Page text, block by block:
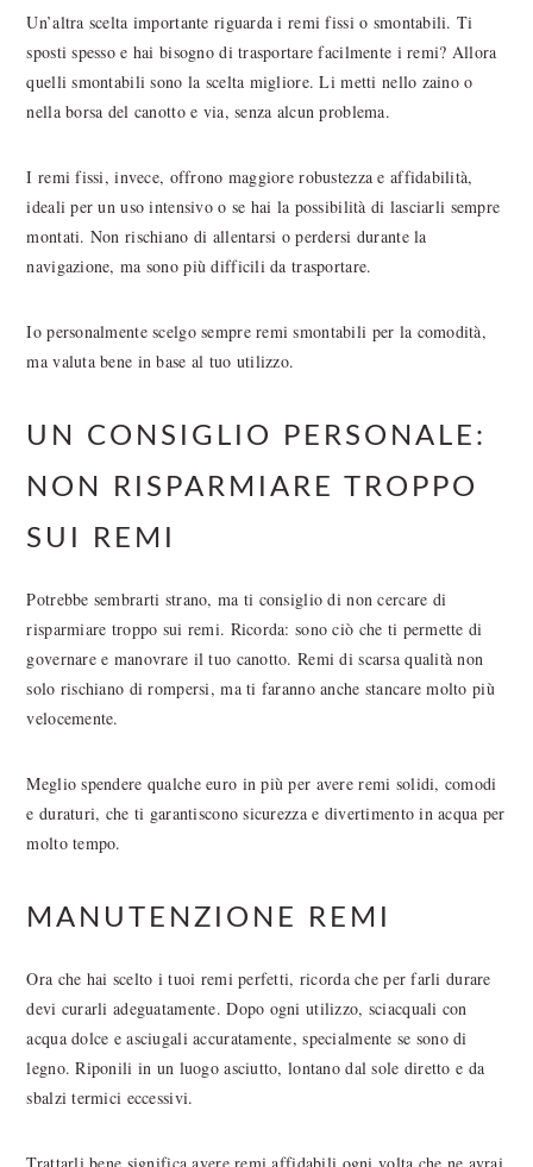
Un’altra scelta importante riguarda i remi fissi o smontabili. Ti
sposti spesso e hai bisogno di trasportare facilmente i remi? Allora
quelli smontabili sono la scelta migliore. Li metti nello zaino o
nella borsa del canotto e via, senza alcun problema.
I remi fissi, invece, offrono maggiore robustezza e affidabilità,
ideali per un uso intensivo o se hai la possibilità di lasciarli sempre
montati. Non rischiano di allentarsi o perdersi durante la
navigazione, ma sono più difficili da trasportare.
Io personalmente scelgo sempre remi smontabili per la comodità,
ma valuta bene in base al tuo utilizzo.
UN CONSIGLIO PERSONALE:
NON RISPARMIARE TROPPO
SUI REMI
Potrebbe sembrarti strano, ma ti consiglio di non cercare di
risparmiare troppo sui remi. Ricorda: sono ciò che ti permette di
governare e manovrare il tuo canotto. Remi di scarsa qualità non
solo rischiano di rompersi, ma ti faranno anche stancare molto più
velocemente.
Meglio spendere qualche euro in più per avere remi solidi, comodi
e duraturi, che ti garantiscono sicurezza e divertimento in acqua per
molto tempo.
MANUTENZIONE REMI
Ora che hai scelto i tuoi remi perfetti, ricorda che per farli durare
devi curarli adeguatamente. Dopo ogni utilizzo, sciacquali con
acqua dolce e asciugali accuratamente, specialmente se sono di
legno. Riponili in un luogo asciutto, lontano dal sole diretto e da
sbalzi termici eccessivi.